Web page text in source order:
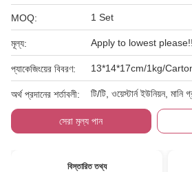
MOQ: 1 Set
মূল্য: Apply to lowest please!!
প্যাকেজিংয়ের বিবরণ: 13*14*17cm/1kg/
অর্থ প্রদানের শর্তাবলী: টি/টি, ওয়েস্টার্ন ইউনিয়ন, মানি
সেরা মূল্য পান
বিস্তারিত তথ্য